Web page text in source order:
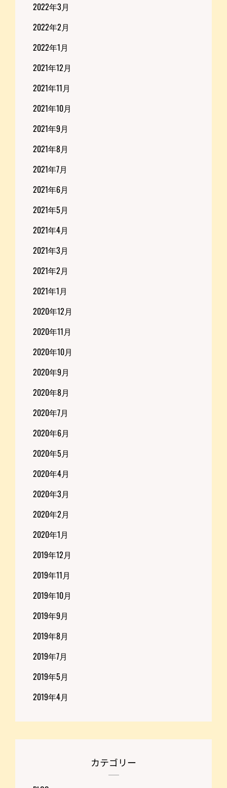
2022年3月
2022年2月
2022年1月
2021年12月
2021年11月
2021年10月
2021年9月
2021年8月
2021年7月
2021年6月
2021年5月
2021年4月
2021年3月
2021年2月
2021年1月
2020年12月
2020年11月
2020年10月
2020年9月
2020年8月
2020年7月
2020年6月
2020年5月
2020年4月
2020年3月
2020年2月
2020年1月
2019年12月
2019年11月
2019年10月
2019年9月
2019年8月
2019年7月
2019年5月
2019年4月
カテゴリー